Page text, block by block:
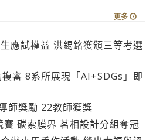
審 8系所展現「AI+SDGs」即
師獎勵 22教師獲獎
碳索膜界 茗相設計分組奪冠
辦小馬手作活動 縫出幸福與溫